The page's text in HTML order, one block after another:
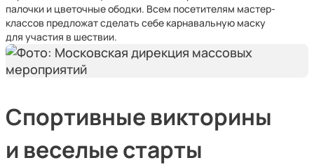
палочки и цветочные ободки. Всем посетителям мастер-
классов предложат сделать себе карнавальную маску
для участия в шествии.
Спортивные викторины
и веселые старты